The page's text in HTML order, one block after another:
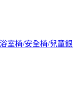
室椅/安全椅/兒童銀